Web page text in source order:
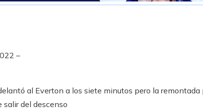
–
al Everton a los siete minutos pero la remontada
del descenso